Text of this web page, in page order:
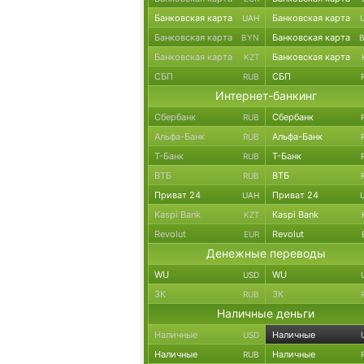
Банковская карта UAH Банковская карта
Банковская карта BYN Банковская карта
Банковская карта KZT Банковская карта
СБП RUB СБП
Интернет-банкинг
Сбербанк RUB Сбербанк
Альфа-Банк RUB Альфа-Банк
Т-Банк RUB Т-Банк
ВТБ RUB ВТБ
Приват 24 UAH Приват 24
Kaspi Bank KZT Kaspi Bank
Revolut EUR Revolut
Денежные переводы
WU USD WU
ЗК RUB ЗК
Наличные деньги
Наличные USD Наличные
Наличные RUB Наличные